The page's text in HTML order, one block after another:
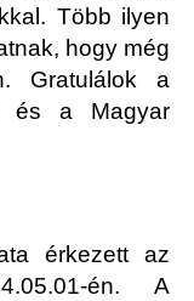
Több ilyen
hogy még
Gratulálok a
és a Magyar
érkezett az
én. A